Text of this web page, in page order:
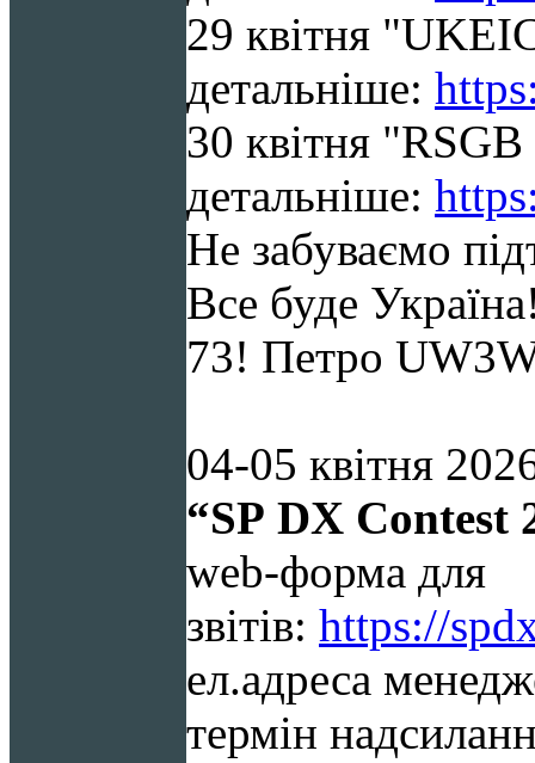
29 квітня
детальніше:
30 квітня
детальніше:
Не забуваємо
Все буде
73! Петро
04-05 квітня
“SP DX Contest
web-форма для
звітів: https://
ел.адреса
термін